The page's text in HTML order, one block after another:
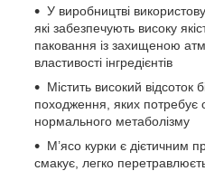
У виробництві
які забезпечують високу
паковання із захищеною
властивості інгредієнтів
Містить високий відсоток
походження, яких потребує
нормального метаболізму
М’ясо курки є дієтичним
смакує, легко